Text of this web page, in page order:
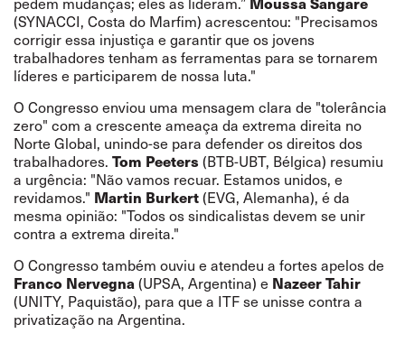
(SYNACCI, Costa do Marfim) acrescentou: "Precisamos
corrigir essa injustiça e garantir que os jovens
trabalhadores tenham as ferramentas para se tornarem
líderes e participarem de nossa luta."
O Congresso enviou uma mensagem clara de "tolerância
zero" com a crescente ameaça da extrema direita no
Norte Global, unindo-se para defender os direitos dos
trabalhadores. Tom Peeters (BTB-UBT, Bélgica) resumiu
a urgência: "Não vamos recuar. Estamos unidos, e
revidamos." Martin Burkert(EVG, Alemanha), é da
mesma opinião: "Todos os sindicalistas devem se unir
contra a extrema direita."
O Congresso também ouviu e atendeu a fortes apelos de
Franco Nervegna(UPSA, Argentina) e Nazeer Tahir
(UNITY, Paquistão), para que a ITF se unisse contra a
privatização na Argentina.